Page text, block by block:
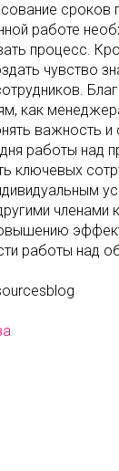
сроков
работе
процесс.
чувство
как
важность и
работы над
ключевых
членами
работы над